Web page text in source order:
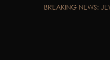
BREAKING NEWS: